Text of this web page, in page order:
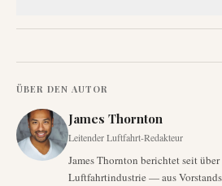
ÜBER DEN AUTOR
James Thornton
Leitender Luftfahrt-Redakteur
James Thornton berichtet seit
Luftfahrtindustrie — aus